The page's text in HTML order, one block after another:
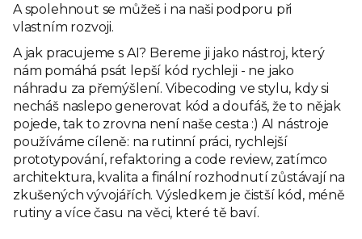
A spolehnout se můžeš i na naši podporu při
vlastním rozvoji.
A jak pracujeme s AI? Bereme ji jako nástroj, který
nám pomáhá psát lepší kód rychleji - ne jako
náhradu za přemýšlení. Vibecoding ve stylu, kdy si
necháš naslepo generovat kód a doufáš, že to nějak
pojede, tak to zrovna není naše cesta :) AI nástroje
používáme cíleně: na rutinní práci, rychlejší
prototypování, refaktoring a code review, zatímco
architektura, kvalita a finální rozhodnutí zůstávají na
zkušených vývojářích. Výsledkem je čistší kód, méně
rutiny a více času na věci, které tě baví.